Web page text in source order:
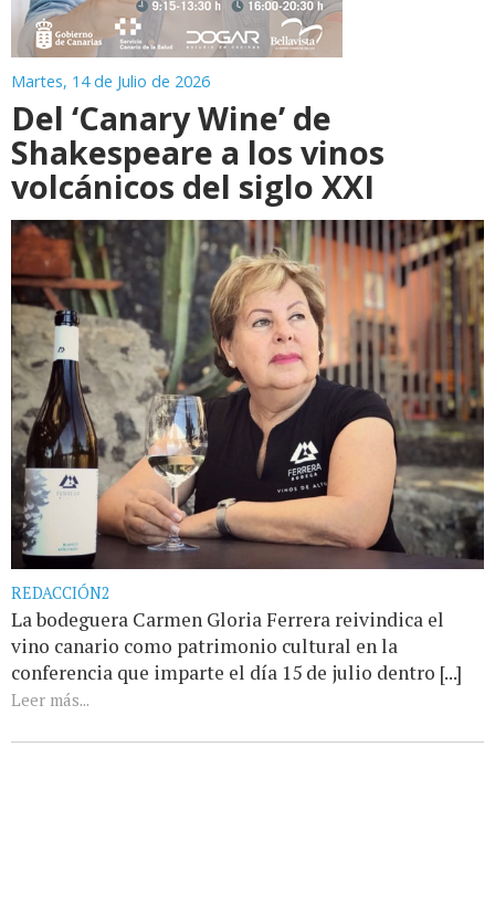
Martes, 14 de Julio de 2026
Del ‘Canary Wine’ de
Shakespeare a los vinos
volcánicos del siglo XXI
REDACCIÓN2
La bodeguera Carmen Gloria Ferrera reivindica el
vino canario como patrimonio cultural en la
conferencia que imparte el día 15 de julio dentro [...]
Leer más...